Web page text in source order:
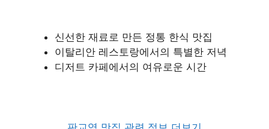
신선한 재료로 만든 정통 한식 맛집
이탈리안 레스토랑에서의 특별한 저녁
디저트 카페에서의 여유로운 시간